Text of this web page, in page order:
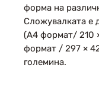
форма на
Сложувалката е
(A4 формат/ 210
формат / 297 ×
големина.